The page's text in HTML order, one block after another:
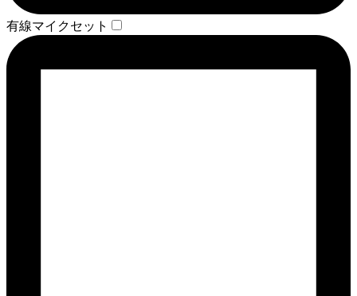
有線マイクセット